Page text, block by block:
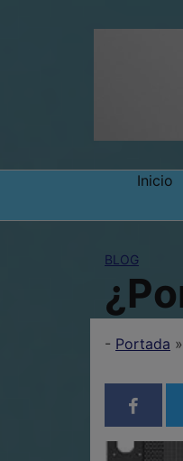
Inicio
BLOG
- Portada »